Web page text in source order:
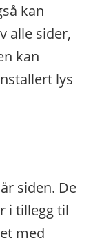
kan
alle sider,
kan
lys
siden. De
i tillegg til
med